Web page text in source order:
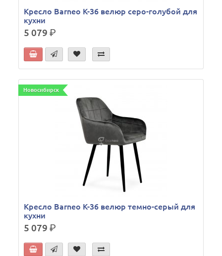
Кресло Barneo K-36 велюр серо-голубой для
кухни
5 079р.
Новосибирск
Кресло Barneo K-36 велюр темно-серый для
кухни
5 079р.